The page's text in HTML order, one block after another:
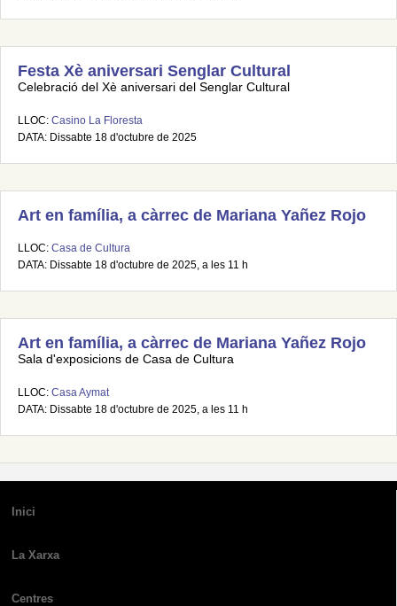
Festa Xè aniversari Senglar Cultural
Celebració del Xè aniversari del Senglar Cultural
LLOC: Casino La Floresta
DATA: Dissabte 18 d'octubre de 2025
Art en família, a càrrec de Mariana Yañez Rojo
LLOC: Casa de Cultura
DATA: Dissabte 18 d'octubre de 2025, a les 11 h
Art en família, a càrrec de Mariana Yañez Rojo
Sala d'exposicions de Casa de Cultura
LLOC: Casa Aymat
DATA: Dissabte 18 d'octubre de 2025, a les 11 h
Inici
La Xarxa
Centres